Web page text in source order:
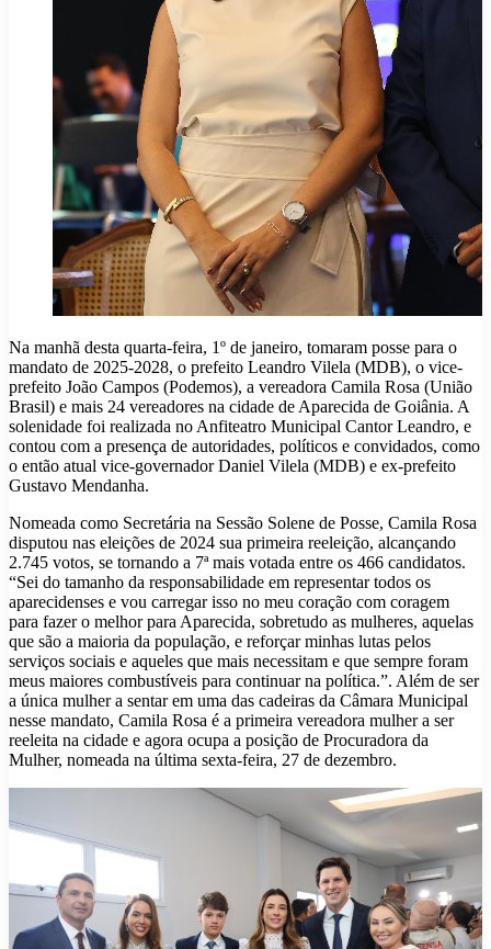
Na manhã desta quarta-feira, 1º de janeiro, tomaram posse para o
mandato de 2025-2028, o prefeito Leandro Vilela (MDB), o vice-
prefeito João Campos (Podemos), a vereadora Camila Rosa (União
Brasil) e mais 24 vereadores na cidade de Aparecida de Goiânia. A
solenidade foi realizada no Anfiteatro Municipal Cantor Leandro, e
contou com a presença de autoridades, políticos e convidados, como
o então atual vice-governador Daniel Vilela (MDB) e ex-prefeito
Gustavo Mendanha.
Nomeada como Secretária na Sessão Solene de Posse, Camila Rosa
disputou nas eleições de 2024 sua primeira reeleição, alcançando
2.745 votos, se tornando a 7ª mais votada entre os 466 candidatos.
“Sei do tamanho da responsabilidade em representar todos os
aparecidenses e vou carregar isso no meu coração com coragem
para fazer o melhor para Aparecida, sobretudo as mulheres, aquelas
que são a maioria da população, e reforçar minhas lutas pelos
serviços sociais e aqueles que mais necessitam e que sempre foram
meus maiores combustíveis para continuar na política.”. Além de ser
a única mulher a sentar em uma das cadeiras da Câmara Municipal
nesse mandato, Camila Rosa é a primeira vereadora mulher a ser
reeleita na cidade e agora ocupa a posição de Procuradora da
Mulher, nomeada na última sexta-feira, 27 de dezembro.